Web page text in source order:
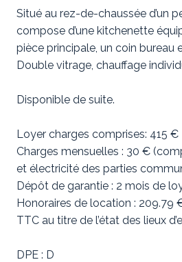
Situé au rez-de-chaussée d’un
compose d’une kitchenette
pièce principale, un coin bureau
Double vitrage, chauffage
Disponible de suite.
Loyer charges comprises: 415 €
Charges mensuelles : 30 €
et électricité des parties
Dépôt de garantie : 2 mois de
Honoraires de location : 209.79
TTC au titre de l’état des lieux
DPE : D